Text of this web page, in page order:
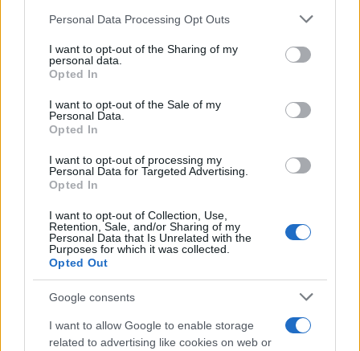
Please note that this website/app uses one or more Google
not limited to your visit or usage behaviour. You may click to
grant or deny consent to Google and its third-party tags to
use your data for below specified purposes in below Google
consent section.
Personal Data Processing Opt Outs
I want to opt-out of the Sharing of my
personal data.
Opted In
I want to opt-out of the Sale of my
Personal Data.
Opted In
I want to opt-out of processing my
Personal Data for Targeted Advertising.
Opted In
I want to opt-out of Collection, Use,
Retention, Sale, and/or Sharing of my
Personal Data that Is Unrelated with the
Purposes for which it was collected.
Opted Out
Google consents
I want to allow Google to enable storage
related to advertising like cookies on web or
συστήματα εκτόξευσης πυραύλων στον χώρο του
ενέργειας στη Ζαπορίζια και πλήττουν την
περιφέρεια της Νικόπολης από εκεί», ανέφερε ο
Πέτρο Κότιν, ο πρόεδρος της Ενεργοάτομ, μέσω
Telegram, ενώ παραχώρησε επίσης τηλεοπτική
συνέντευξη σε ουκρανικό τηλεοπτικό σταθμό για
το θέμα.
«Η κατάσταση (στο εργοστάσιο) είναι εξαιρετικά
τεταμένη και η ένταση αυξάνεται καθημερινά, Οι
δυνάμεις κατοχής έφεραν μηχανήματα,
συμπεριλαμβανομένων συστημάτων εκτόξευσης
πυραύλων με τα οποία έχουν ήδη πλήξει την άλλη
όχθη του Δνείπερου ποταμού και το έδαφος της
Νικόπολης», 80 χιλιόμετρα νοτιοδυτικά από τη